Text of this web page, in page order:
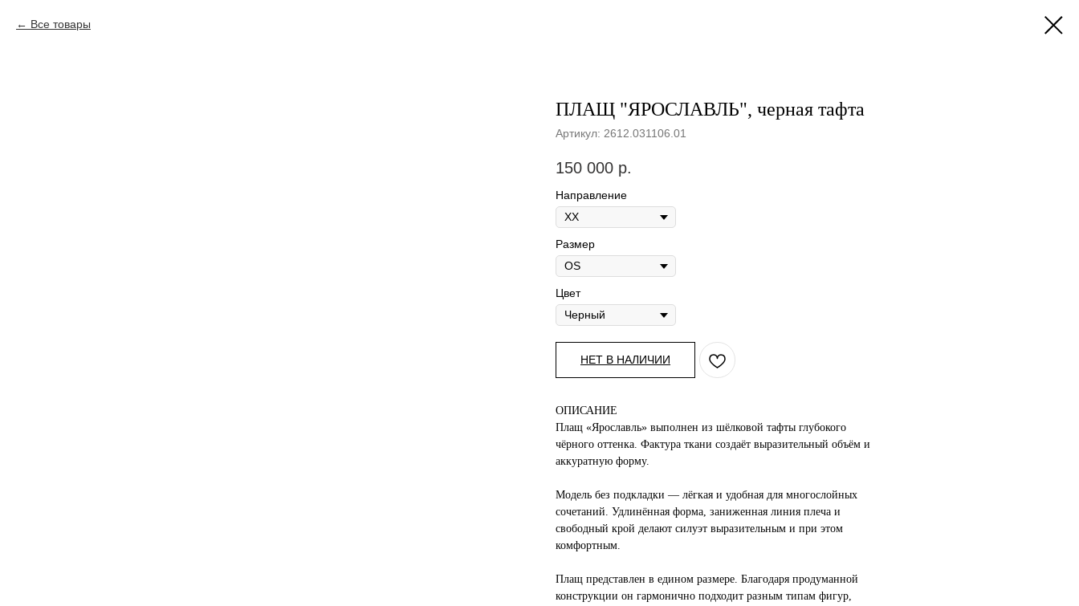
Все товары
ПЛАЩ "ЯРОСЛАВЛЬ", черная тафта
Артикул: 2612.031106.01
150 000 р.
Направление
Размер
Цвет
НЕТ В НАЛИЧИИ
ОПИСАНИЕ
Плащ «Ярославль» выполнен из шёлковой тафты глубокого
чёрного оттенка. Фактура ткани создаёт выразительный объём и
аккуратную форму.
Модель без подкладки — лёгкая и удобная для многослойных
сочетаний. Удлинённая форма, заниженная линия плеча и
свободный крой делают силуэт выразительным и при этом
комфортным.
Плащ представлен в едином размере. Благодаря продуманной
конструкции он гармонично подходит разным типам фигур,